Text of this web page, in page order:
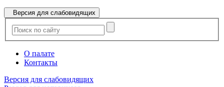
Версия для слабовидящих
О палате
Контакты
Версия для слабовидящих